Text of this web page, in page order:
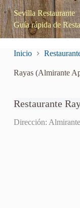
S
a
l
t
n
Sevilla Restaurante
Guía rápida de
Inicio
Rayas (Almirante
Restaurante
Dirección: